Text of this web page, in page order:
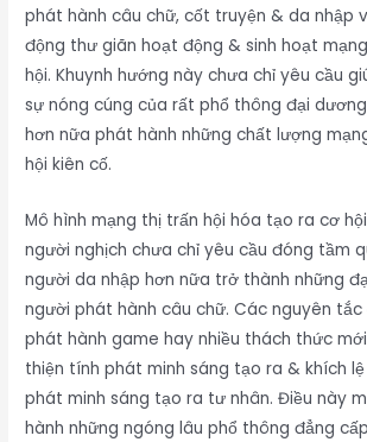
phát hành câu chữ, cốt truyện & da nhập
động thư giãn hoạt động & sinh hoạt
hội. Khuynh hướng này chưa chỉ yêu cầu
sự nóng cúng của rất phổ thông đại
hơn nữa phát hành những chất lượng
hội kiên cố.
Mô hình mạng thị trấn hội hóa tạo ra cơ
người nghịch chưa chỉ yêu cầu đóng tầm
người da nhập hơn nữa trở thành những
người phát hành câu chữ. Các nguyên tắc
phát hành game hay nhiều thách thức
thiện tính phát minh sáng tạo ra & khích
phát minh sáng tạo ra tư nhân. Điều này
hành những ngóng lâu phổ thông đẳng